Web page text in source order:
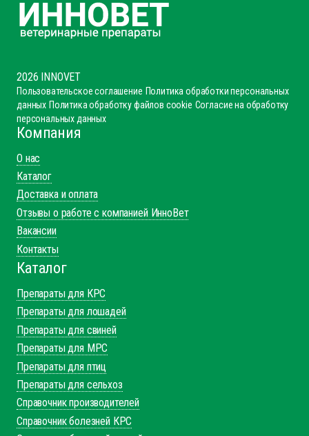
2026 INNOVET
Пользовательское соглашение Политика обработки персональных
данных Политика обработку файлов cookie Согласие на обработку
персональных данных
Компания
О нас
Каталог
Доставка и оплата
Отзывы о работе с компанией ИнноВет
Вакансии
Контакты
Каталог
Препараты для КРС
Препараты для лошадей
Препараты для свиней
Препараты для МРС
Препараты для птиц
Препараты для сельхоз
Справочник производителей
Справочник болезней КРС